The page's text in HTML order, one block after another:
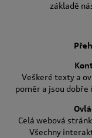
základě
Veškeré texty a
poměr a jsou
Celá webová
Všechny